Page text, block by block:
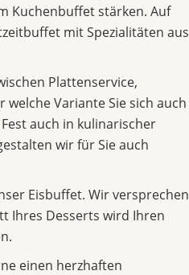
Kuchenbuffet stärken. Auf
mit Spezialitäten aus
Plattenservice,
welche Variante Sie sich auch
auch in kulinarischer
wir für Sie auch
Eisbuffet. Wir versprechen
Ihres Desserts wird Ihren
einen herzhaften